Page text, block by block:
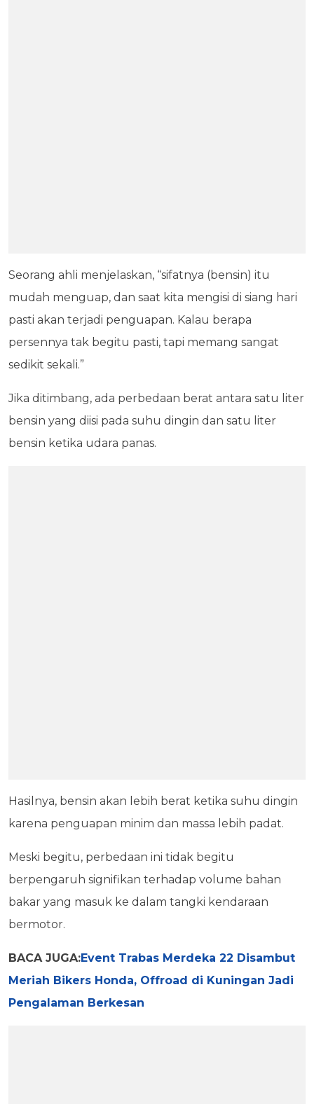
Seorang ahli menjelaskan, “sifatnya (bensin) itu
mudah menguap, dan saat kita mengisi di siang hari
pasti akan terjadi penguapan. Kalau berapa
persennya tak begitu pasti, tapi memang sangat
sedikit sekali.”
Jika ditimbang, ada perbedaan berat antara satu liter
bensin yang diisi pada suhu dingin dan satu liter
bensin ketika udara panas.
Hasilnya, bensin akan lebih berat ketika suhu dingin
karena penguapan minim dan massa lebih padat.
Meski begitu, perbedaan ini tidak begitu
berpengaruh signifikan terhadap volume bahan
bakar yang masuk ke dalam tangki kendaraan
bermotor.
BACA JUGA:Event Trabas Merdeka 22 Disambut
Meriah Bikers Honda, Offroad di Kuningan Jadi
Pengalaman Berkesan